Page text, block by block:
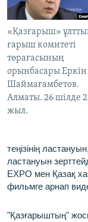
«Қазғарыш»
ғарыш комитеті
төрағасының
орынбасары Еркін
Шаймағамбетов.
Алматы. 26 шілде
жыл.
теңізінің
ластануын
ЕХРО мен Қазақ
фильмге арнап
"Қазғарыштың"